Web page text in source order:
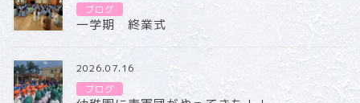
ブログ
一学期 終業式
2026.07.16
ブログ